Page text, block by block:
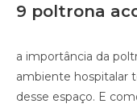
9 poltrona
a importância da
ambiente hospitalar
desse espaço. E